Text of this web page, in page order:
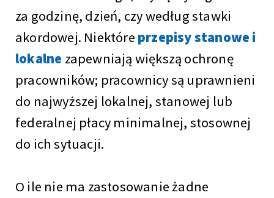
za godzinę, dzień, czy według stawki
akordowej. Niektóre przepisy stanowe i
lokalne zapewniają większą ochronę
pracowników; pracownicy są uprawnieni
do najwyższej lokalnej, stanowej lub
federalnej płacy minimalnej, stosownej
do ich sytuacji.
O ile nie ma zastosowanie żadne